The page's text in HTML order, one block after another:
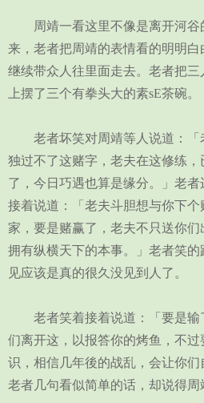
周靖一看这里不像是离开河谷
来，老者把周靖的表情看的明明白
继续带众人往里面走去。老者把
上摆了三个有拳头大的素sE茶碗。
老者坏笑对周靖等人说道：「
独过不了这赌字，老夫在这修练，
了，今日巧遇也算是缘分。」老
接着说道：「老夫斗胆想与你下个
家，要是赌赢了，老夫不只送你
拥有纵横天下的本事。」老者笑
见应该是真的很久没见到人了。
老者笑着接着说道：「要是输
们离开这，以报答你的烤鱼，不
识，相信几年後的战乱，会让你们
老者几句看似简单的话，却说得周